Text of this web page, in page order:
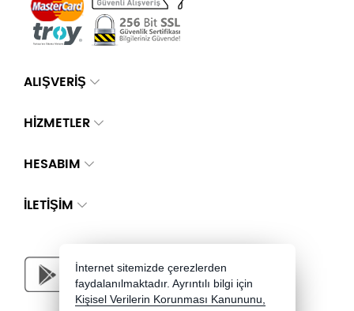
ALIŞVERİŞ
HİZMETLER
HESABIM
İLETIŞIM
İnternet sitemizde çerezlerden
faydalanılmaktadır. Ayrıntılı bilgi için
Kişisel Verilerin Korunması Kanununu,